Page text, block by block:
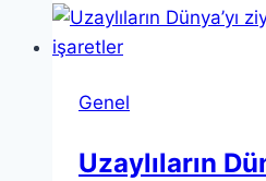
Başvurular
Genel
Uzaylıların